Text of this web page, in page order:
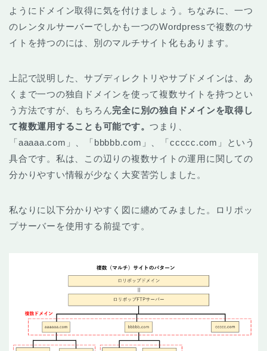
ようにドメイン取得に気を付けましょう。ちなみに、一つ
のレンタルサーバーでしかも一つのWordpressで複数のサ
イトを持つのには、別のマルチサイト化もあります。
上記で説明した、サブディレクトリやサブドメインは、あ
くまで一つの独自ドメインを使って複数サイトを持つとい
う方法ですが、もちろん完全に別の独自ドメインを取得し
て複数運用することも可能です。つまり、
「aaaaa.com」、「bbbbb.com」、「ccccc.com」という
具合です。私は、この辺りの複数サイトの運用に関しての
分かりやすい情報が少なく大変苦労しました。
私なりに以下分かりやすく図に纏めてみました。ロリポッ
プサーバーを使用する前提です。